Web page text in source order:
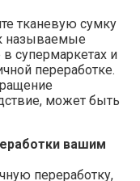
тканевую сумку
называемые
супермаркетах и
переработке.
может быть
вашим
переработку,